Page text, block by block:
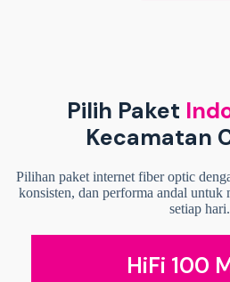
Pilih Paket
Kecamatan
Pilihan paket internet fiber optic
konsisten, dan performa andal
setiap hari.
HiFi 100